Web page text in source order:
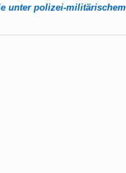
unter polizei-militärischem